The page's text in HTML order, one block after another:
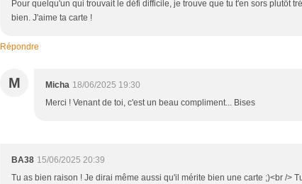
Pour quelqu'un qui trouvait le défi difficile, je trouve que tu t'en sors plutôt
bien. J'aime ta carte !
Répondre
M Micha 18/06/2025 19:30
Merci ! Venant de toi, c'est un beau compliment... Bises
BA38 15/06/2025 20:39
Tu as bien raison ! Je dirai même aussi qu'il mérite bien une carte ;)<br />